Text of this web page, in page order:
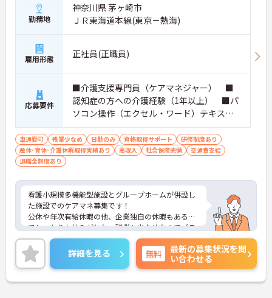
勤務地
神奈川県 茅ヶ崎市
ＪＲ東海道本線(東京－熱海)
雇用形態 正社員(正職員)
応募要件
■介護支援専門員（ケアマネジャー） ■
認知症の方への介護経験（1年以上） ■パ
ソコン操作（エクセル・ワード）テキスト
入力や簡単な関数（足し算・引き算等）
■普通自動車運転免許（AT限定可） ※認知
症実践者研修、計画作成者研修修了者尚可
車通勤可 残業少なめ 日勤のみ 資格取得サポート
研修制度あり
産休･育休･介護休暇取得実績あり
高収入 社会保険完備
交通費支給
退職金制度あり
看護小規模多機能型施設とグループホームが併設し
た施設でのケアマネ募集です！
公休や年次有給休暇の他、企業独自の休暇もあるの
でしっかりお休みがとれ、残業も少なめなのでプラ
イベートも大切にできます。
ご興味ある方には、面接のポイントなど、さらに詳
細をお話致しますのでお気軽にご相談ください。
詳細を見る 無料
最新の募集状況を問
い合わせる